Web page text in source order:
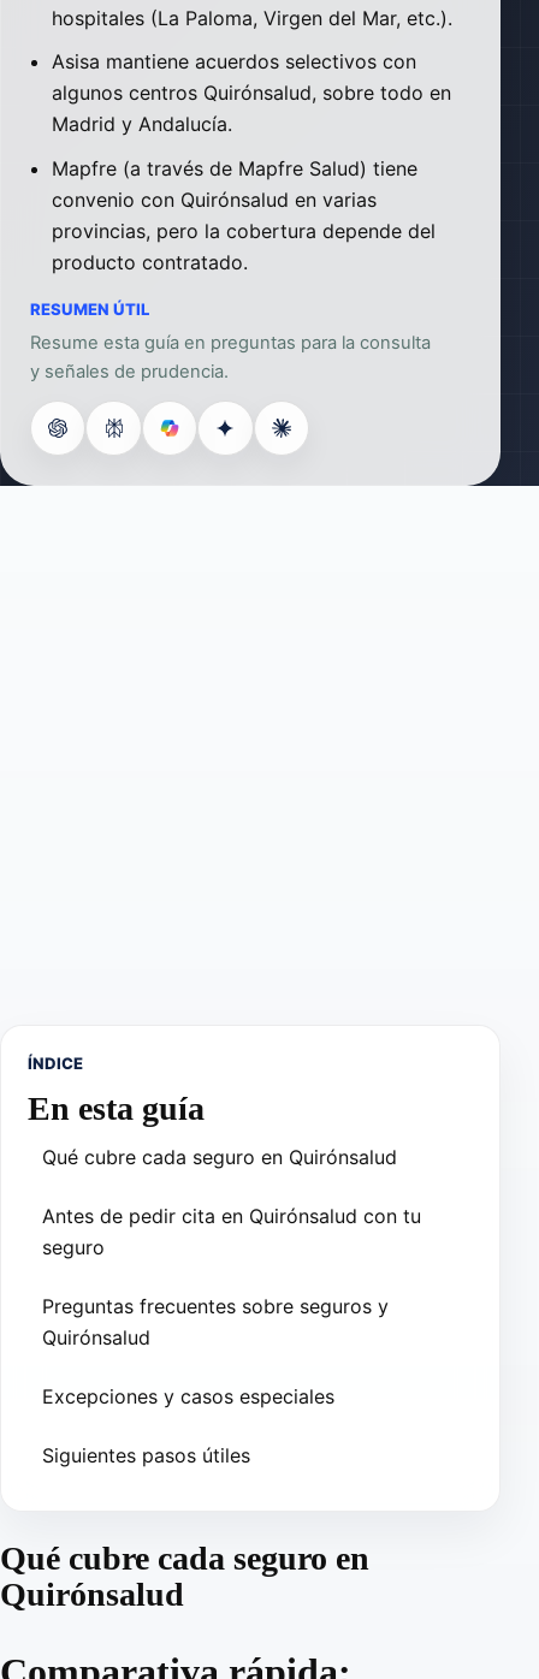
hospitales (La Paloma, Virgen del Mar, etc.).
Asisa mantiene acuerdos selectivos con
algunos centros Quirónsalud, sobre todo en
Madrid y Andalucía.
Mapfre (a través de Mapfre Salud) tiene
convenio con Quirónsalud en varias
provincias, pero la cobertura depende del
producto contratado.
RESUMEN ÚTIL
Resume esta guía en preguntas para la consulta
y señales de prudencia.
ÍNDICE
En esta guía
Qué cubre cada seguro en Quirónsalud
Antes de pedir cita en Quirónsalud con tu
seguro
Preguntas frecuentes sobre seguros y
Quirónsalud
Excepciones y casos especiales
Siguientes pasos útiles
Qué cubre cada seguro en
Quirónsalud